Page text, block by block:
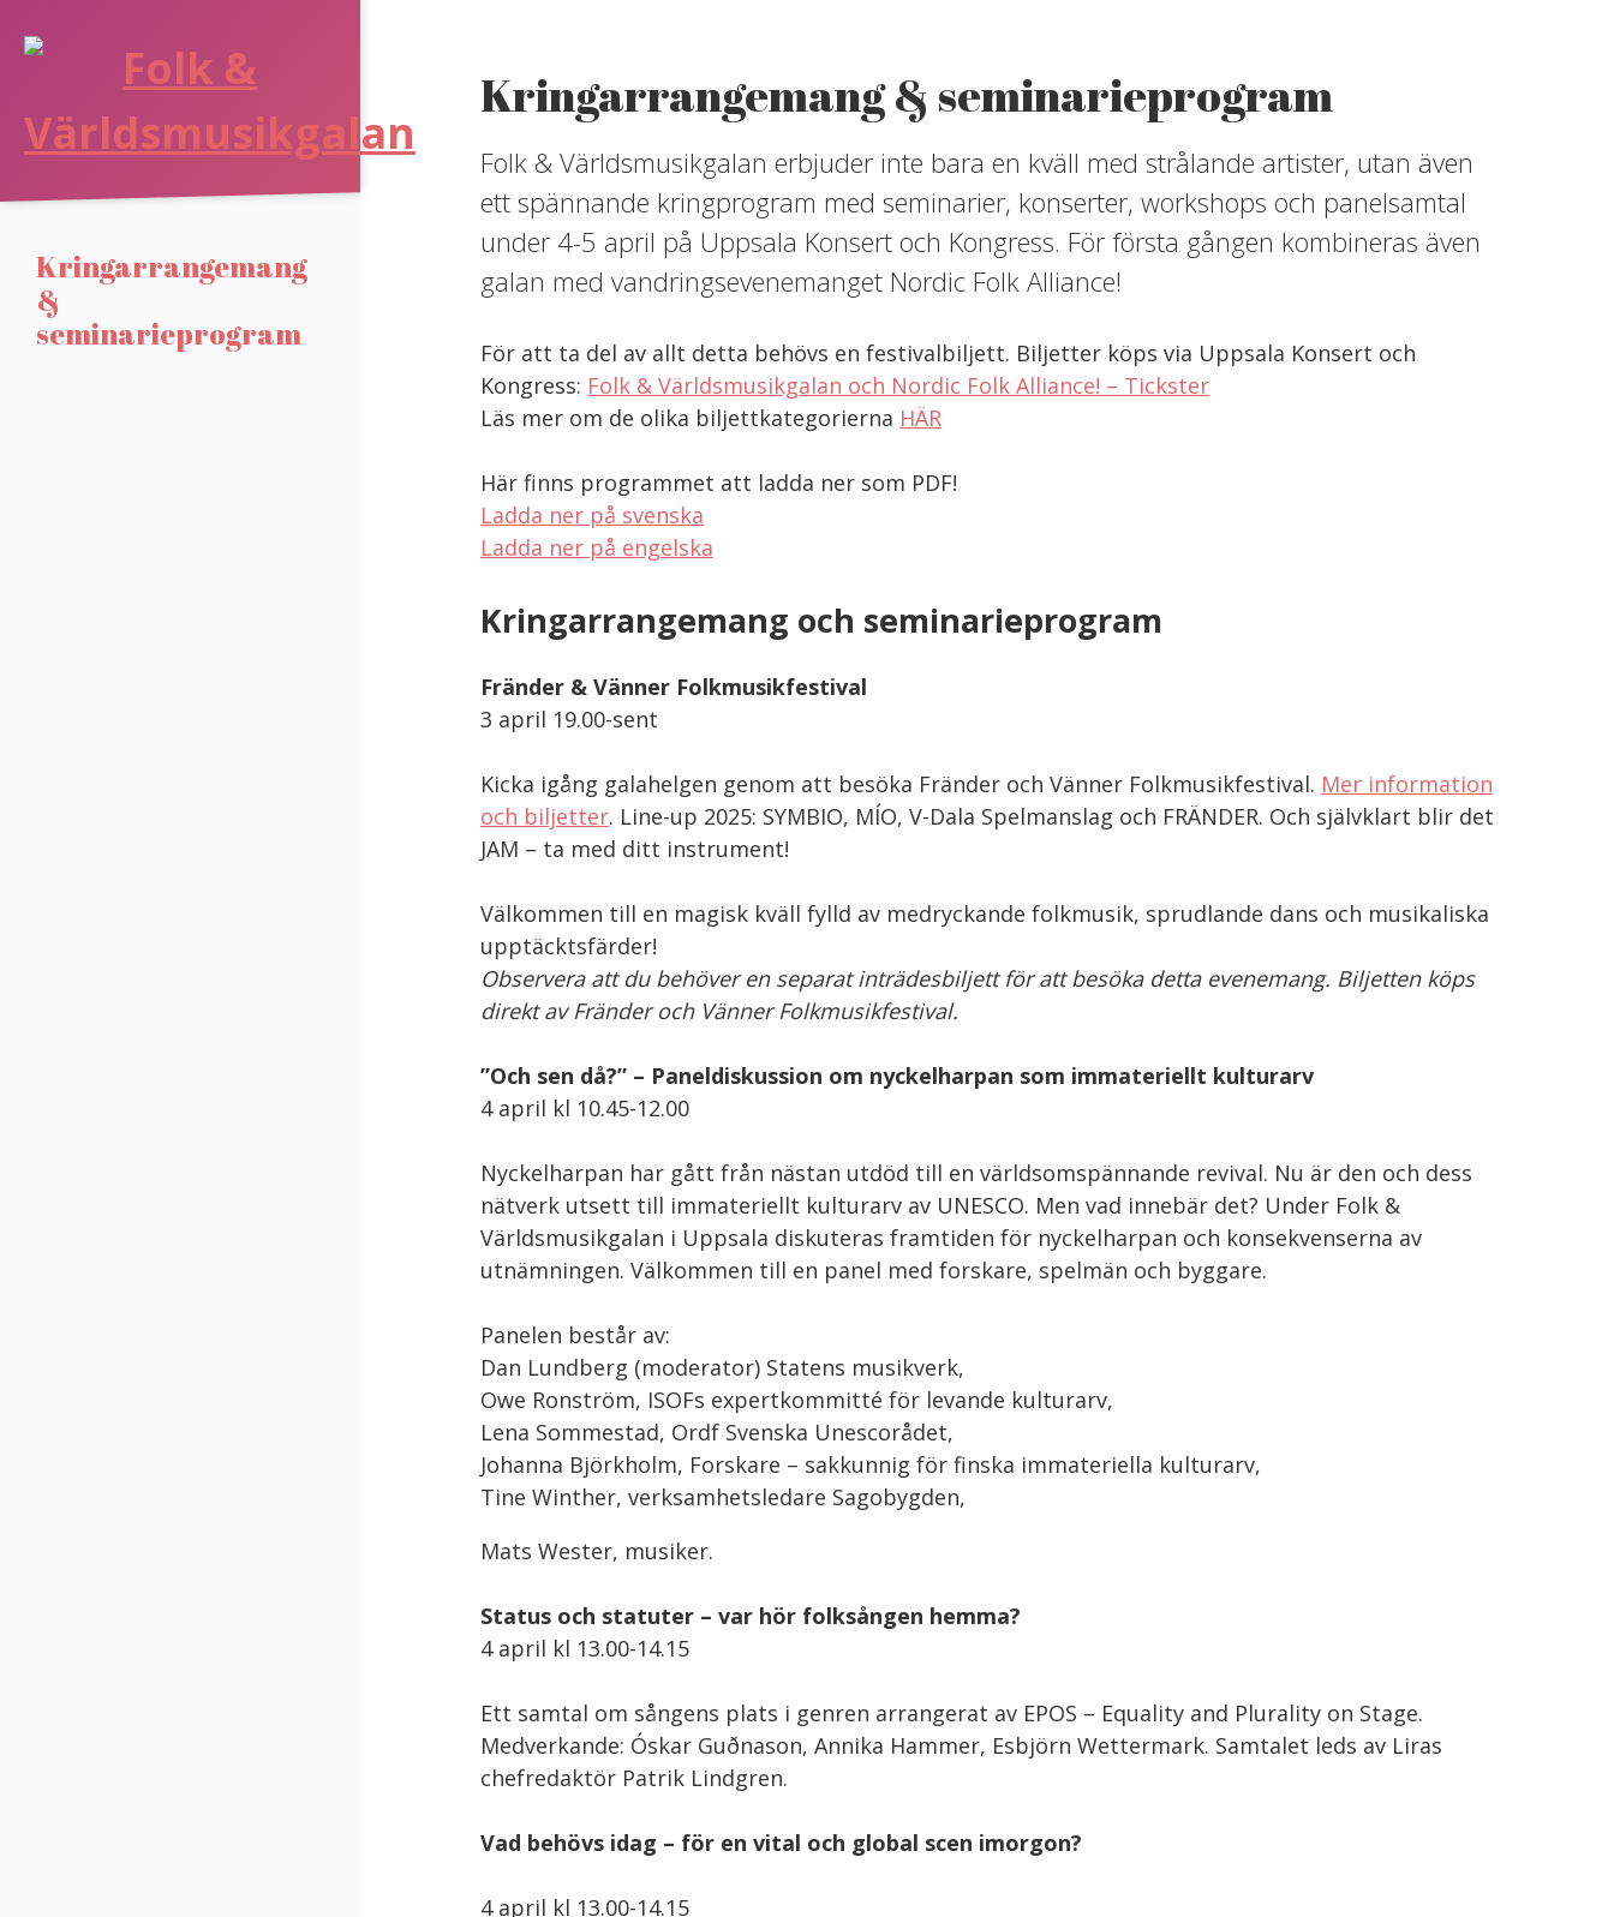
Folk
&
Världsmusikgalan
Kringarrangemang
&
seminarieprogram
Kringarrangemang & seminarieprogram
Folk & Världsmusikgalan erbjuder inte bara en kväll med strålande artister, utan även
ett spännande kringprogram med seminarier, konserter, workshops och panelsamtal
under 4-5 april på Uppsala Konsert och Kongress. För första gången kombineras även
galan med vandringsevenemanget Nordic Folk Alliance!
För att ta del av allt detta behövs en festivalbiljett. Biljetter köps via Uppsala Konsert och
Kongress: Folk & Världsmusikgalan och Nordic Folk Alliance! – Tickster
Läs mer om de olika biljettkategorierna HÄR
Här finns programmet att ladda ner som PDF!
Ladda ner på svenska
Ladda ner på engelska
Kringarrangemang och seminarieprogram
Fränder & Vänner Folkmusikfestival
3 april 19.00-sent
Kicka igång galahelgen genom att besöka Fränder och Vänner Folkmusikfestival. Mer information
och biljetter. Line-up 2025: SYMBIO, MÍO, V-Dala Spelmanslag och FRÄNDER. Och självklart blir det
JAM – ta med ditt instrument!
Välkommen till en magisk kväll fylld av medryckande folkmusik, sprudlande dans och musikaliska
upptäcktsfärder!
Observera att du behöver en separat inträdesbiljett för att besöka detta evenemang. Biljetten köps
direkt av Fränder och Vänner Folkmusikfestival.
”Och sen då?” – Paneldiskussion om nyckelharpan som immateriellt kulturarv
4 april kl 10.45-12.00
Nyckelharpan har gått från nästan utdöd till en världsomspännande revival. Nu är den och dess
nätverk utsett till immateriellt kulturarv av UNESCO. Men vad innebär det? Under Folk &
Världsmusikgalan i Uppsala diskuteras framtiden för nyckelharpan och konsekvenserna av
utnämningen. Välkommen till en panel med forskare, spelmän och byggare.
Panelen består av:
Dan Lundberg (moderator) Statens musikverk,
Owe Ronström, ISOFs expertkommitté för levande kulturarv,
Lena Sommestad, Ordf Svenska Unescorådet,
Johanna Björkholm, Forskare – sakkunnig för finska immateriella kulturarv,
Tine Winther, verksamhetsledare Sagobygden,
Mats Wester, musiker.
Status och statuter – var hör folksången hemma?
4 april kl 13.00-14.15
Ett samtal om sångens plats i genren arrangerat av EPOS – Equality and Plurality on Stage.
Medverkande: Óskar Guðnason, Annika Hammer, Esbjörn Wettermark. Samtalet leds av Liras
chefredaktör Patrik Lindgren.
Vad behövs idag – för en vital och global scen imorgon?
4 april kl 13.00-14.15